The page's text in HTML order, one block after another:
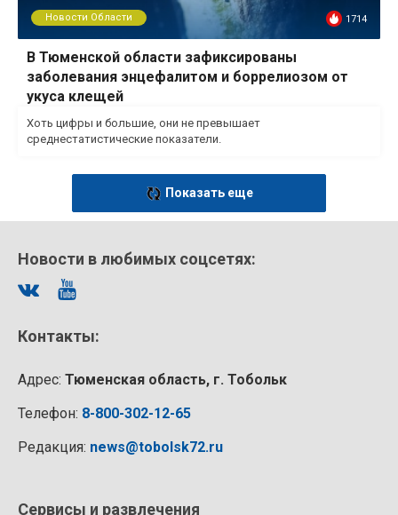
Новости Области 1714
В Тюменской области зафиксированы
заболевания энцефалитом и боррелиозом от
укуса клещей
Хоть цифры и большие, они не превышает
среднестатистические показатели.
Показать еще
Новости в любимых соцсетях:
Контакты:
Адрес: Тюменская область, г. Тобольк
Телефон: 8-800-302-12-65
Редакция: news@tobolsk72.ru
Сервисы и развлечения